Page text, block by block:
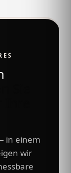
in einem
wir